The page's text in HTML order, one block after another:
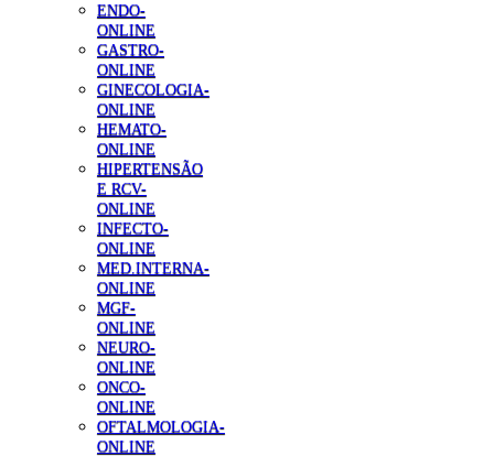
ENDO-
ONLINE
GASTRO-
ONLINE
GINECOLOGIA-
ONLINE
HEMATO-
ONLINE
HIPERTENSÃO
E RCV-
ONLINE
INFECTO-
ONLINE
MED.INTERNA-
ONLINE
MGF-
ONLINE
NEURO-
ONLINE
ONCO-
ONLINE
OFTALMOLOGIA-
ONLINE